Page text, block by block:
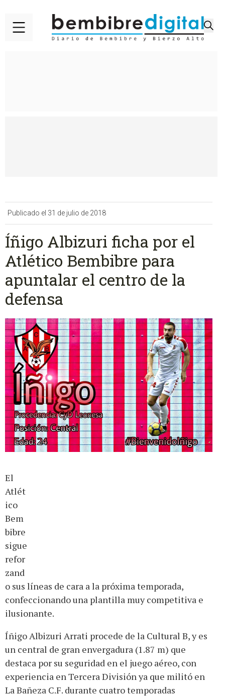
Publicado el 31 de julio de 2018
Íñigo Albizuri ficha por el
Atlético Bembibre para
apuntalar el centro de la
defensa
El
Atlét
ico
Bem
bibre
sigue
refor
zand
o sus líneas de cara a la próxima temporada,
confeccionando una plantilla muy competitiva e
ilusionante.
Íñigo Albizuri Arrati procede de la Cultural B, y es
un central de gran envergadura (1.87 m) que
destaca por su seguridad en el juego aéreo, con
experiencia en Tercera División ya que militó en
La Bañeza C.F. durante cuatro temporadas